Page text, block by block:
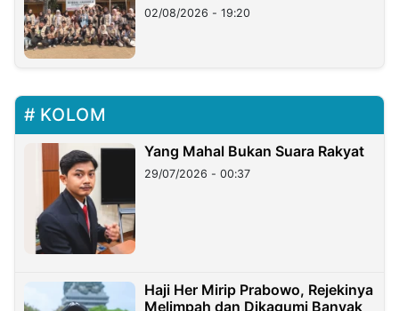
02/08/2026 - 19:20
KOLOM
Yang Mahal Bukan Suara Rakyat
29/07/2026 - 00:37
Haji Her Mirip Prabowo, Rejekinya
Melimpah dan Dikagumi Banyak